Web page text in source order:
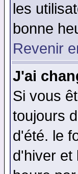
les
bonne
Revenir
J'ai
Si vous
toujours
d'été. le
d'hiver et